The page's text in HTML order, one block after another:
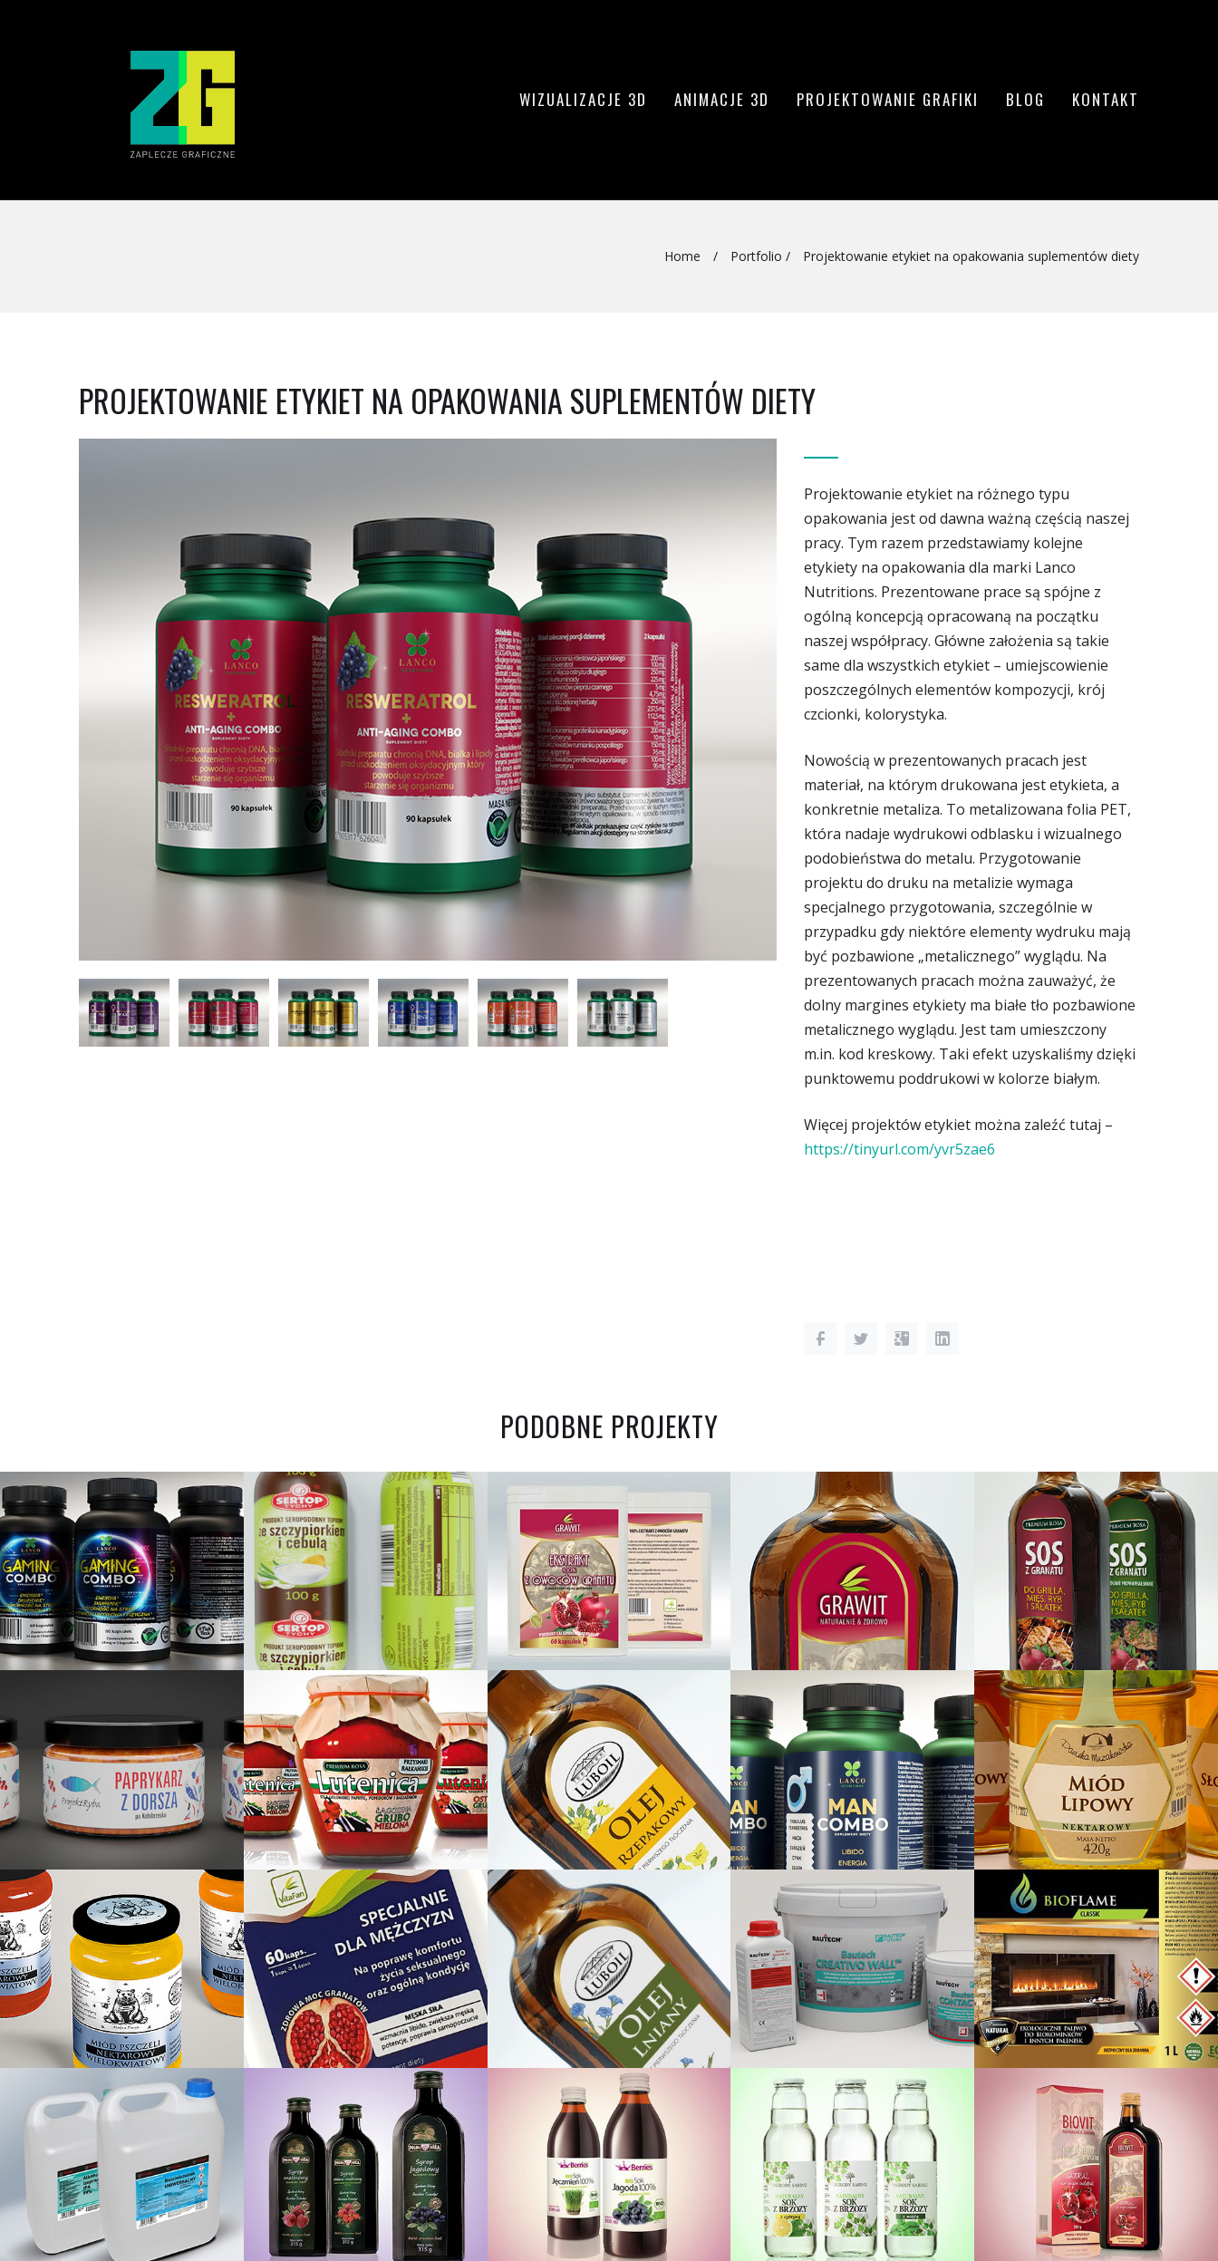
WIZUALIZACJE 3D ANIMACJE 3D PROJEKTOWANIE GRAFIKI BLOG KONTAKT
Home / Portfolio / Projektowanie etykiet na opakowania suplementów diety
PROJEKTOWANIE ETYKIET NA OPAKOWANIA SUPLEMENTÓW DIETY
Projektowanie etykiet na różnego typu
opakowania jest od dawna ważną częścią naszej
pracy. Tym razem przedstawiamy kolejne
etykiety na opakowania dla marki Lanco
Nutritions. Prezentowane prace są spójne z
ogólną koncepcją opracowaną na początku
naszej współpracy. Główne założenia są takie
same dla wszystkich etykiet – umiejscowienie
poszczególnych elementów kompozycji, krój
czcionki, kolorystyka.
Nowością w prezentowanych pracach jest
materiał, na którym drukowana jest etykieta, a
konkretnie metaliza. To metalizowana folia PET,
która nadaje wydrukowi odblasku i wizualnego
podobieństwa do metalu. Przygotowanie
projektu do druku na metalizie wymaga
specjalnego przygotowania, szczególnie w
przypadku gdy niektóre elementy wydruku mają
być pozbawione „metalicznego” wyglądu. Na
prezentowanych pracach można zauważyć, że
dolny margines etykiety ma białe tło pozbawione
metalicznego wyglądu. Jest tam umieszczony
m.in. kod kreskowy. Taki efekt uzyskaliśmy dzięki
punktowemu poddrukowi w kolorze białym.
Więcej projektów etykiet można zaleźć tutaj –
https://tinyurl.com/yvr5zae6
PODOBNE PROJEKTY